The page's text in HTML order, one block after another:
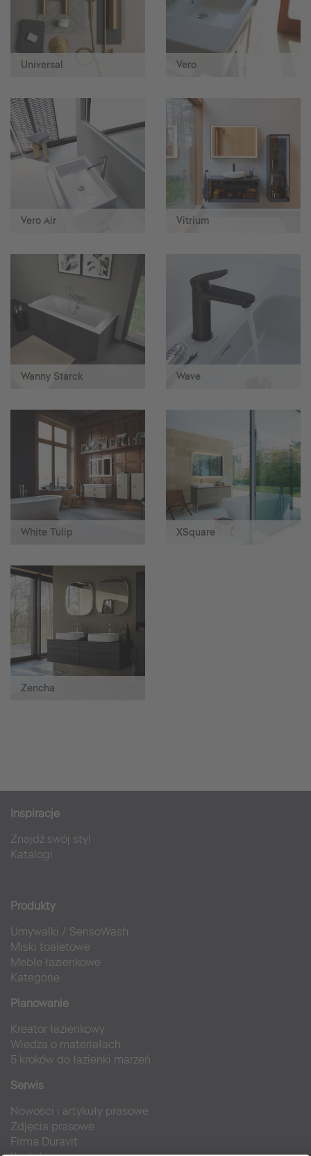
Universal Vero
Vero Air Vitrium
Wanny Starck Wave
White Tulip XSquare
Zencha
Inspiracje
Znajdź swój styl
Katalogi
Produkty
Umywalki / SensoWash
Miski toaletowe
Meble łazienkowe
Kategorie
Planowanie
Kreator łazienkowy
Wiedza o materiałach
5 kroków do łazienki marzeń
Serwis
Nowości i artykuły prasowe
Zdjęcia prasowe
Firma Duravit